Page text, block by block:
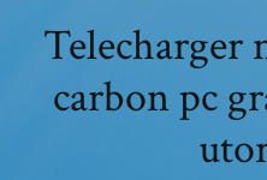
Telecharger
carbon pc